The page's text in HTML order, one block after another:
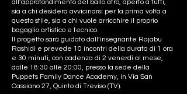
all’approfondimento del ballo afro, aperto a tutti,
sia a chi desidera avvicinarsi per la prima volta a
questo stile, sia a chi vuole arricchire il proprio
bagaglio artistico e tecnico.
Il progetto sarà guidato dall’insegnante Rajabu
Rashidi e prevede 10 incontri della durata di 1 ora
e 30 minuti, con cadenza di 2 venerdì al mese,
dalle 18:30 alle 20:00, presso la sede della
Puppets Family Dance Academy, in Via San
Cassiano 27, Quinto di Treviso (TV).